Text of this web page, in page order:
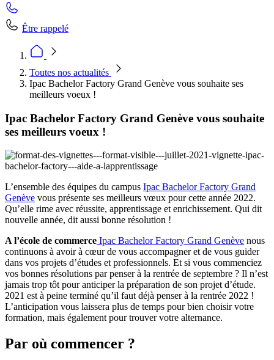
Être rappelé
Toutes nos actualités
Ipac Bachelor Factory Grand Genève vous souhaite ses
meilleurs voeux !
Ipac Bachelor Factory Grand Genève vous souhaite
ses meilleurs voeux !
L’ensemble des équipes du campus Ipac Bachelor Factory Grand
Genève vous présente ses meilleurs vœux pour cette année 2022.
Qu’elle rime avec réussite, apprentissage et enrichissement. Qui dit
nouvelle année, dit aussi bonne résolution !
A l’école de commerce Ipac Bachelor Factory Grand Genève nous
continuons à avoir à cœur de vous accompagner et de vous guider
dans vos projets d’études et professionnels. Et si vous commenciez
vos bonnes résolutions par penser à la rentrée de septembre ? Il n’est
jamais trop tôt pour anticiper la préparation de son projet d’étude.
2021 est à peine terminé qu’il faut déjà penser à la rentrée 2022 !
L’anticipation vous laissera plus de temps pour bien choisir votre
formation, mais également pour trouver votre alternance.
Par où commencer ?